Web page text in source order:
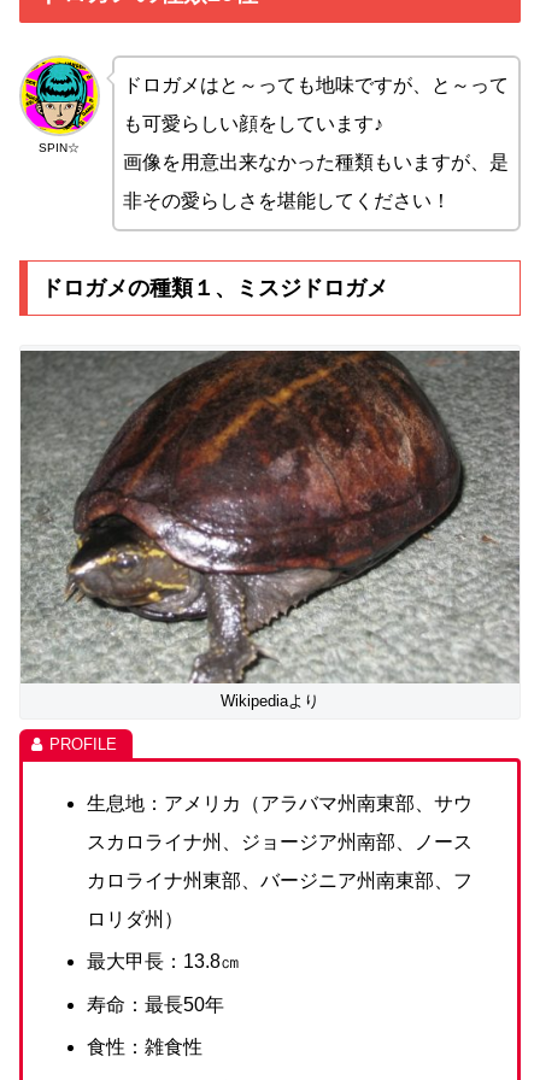
SPIN☆
ドロガメはと～っても地味ですが、と～って
も可愛らしい顔をしています♪
画像を用意出来なかった種類もいますが、是
非その愛らしさを堪能してください！
ドロガメの種類１、ミスジドロガメ
Wikipediaより
生息地：アメリカ（アラバマ州南東部、サウ
スカロライナ州、ジョージア州南部、ノース
カロライナ州東部、バージニア州南東部、フ
ロリダ州）
最大甲長：13.8㎝
寿命：最長50年
食性：雑食性